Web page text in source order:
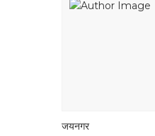
जयनगर